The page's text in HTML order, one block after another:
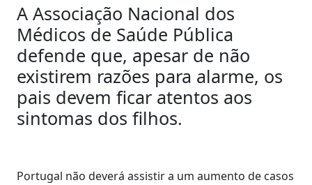
A Associação Nacional dos
Médicos de Saúde Pública
defende que, apesar de não
existirem razões para alarme, os
pais devem ficar atentos aos
sintomas dos filhos.
Portugal não deverá assistir a um aumento de casos